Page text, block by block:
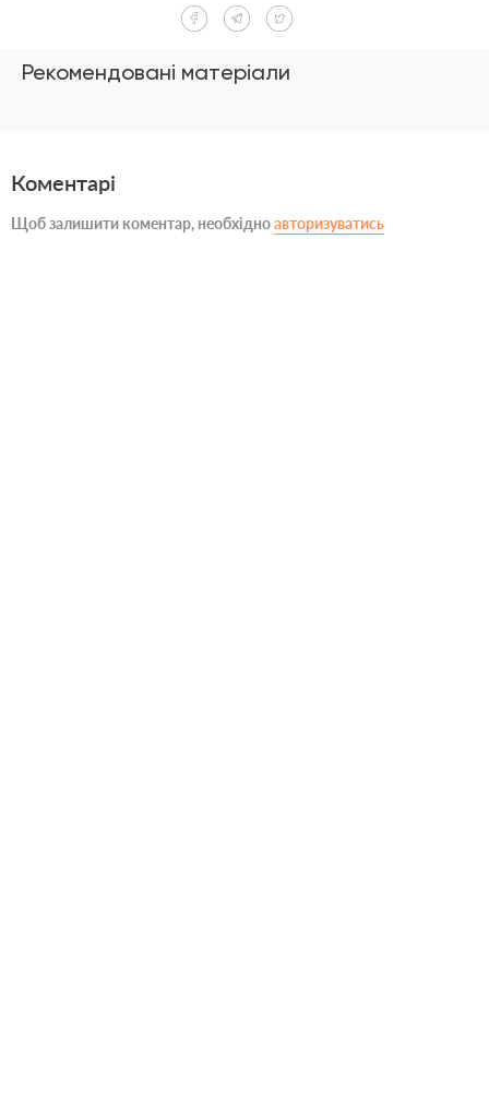
Рекомендовані матеріали
Коментарі
Щоб залишити коментар, необхідноавторизуватись